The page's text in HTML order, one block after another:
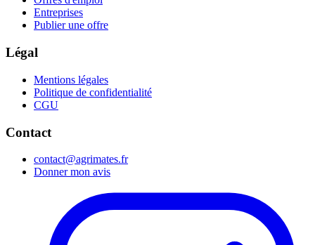
Entreprises
Publier une offre
Légal
Mentions légales
Politique de confidentialité
CGU
Contact
contact@agrimates.fr
Donner mon avis